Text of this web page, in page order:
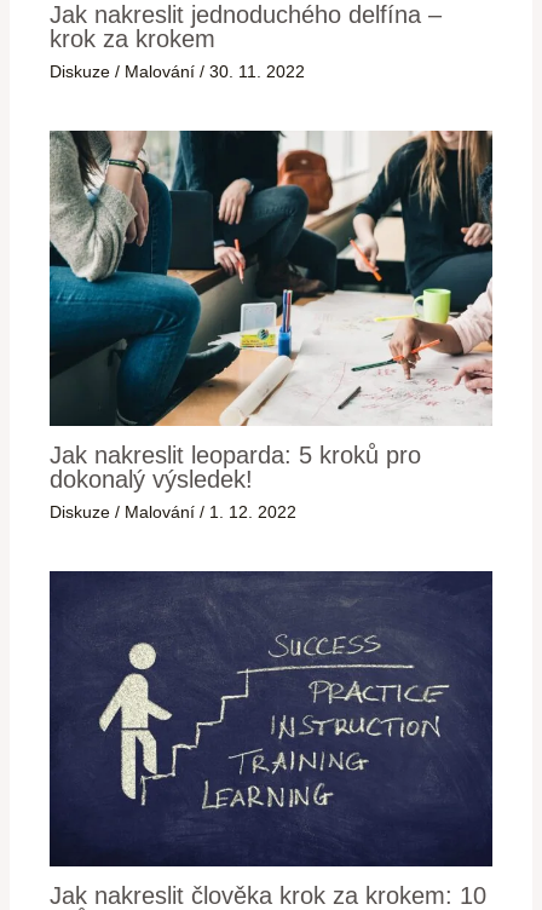
Jak nakreslit jednoduchého delfína –
krok za krokem
Diskuze / Malování /30. 11. 2022
Jak nakreslit leoparda: 5 kroků pro
dokonalý výsledek!
Diskuze / Malování / 1. 12. 2022
Jak nakreslit člověka krok za krokem: 10